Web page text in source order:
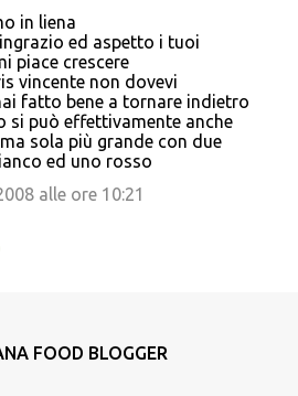
in liena
ed aspetto i tuoi
piace crescere
vincente non dovevi
fatto bene a tornare indietro
si può effettivamente anche
sola più grande con due
ed uno rosso
alle ore 10:21
FOOD BLOGGER